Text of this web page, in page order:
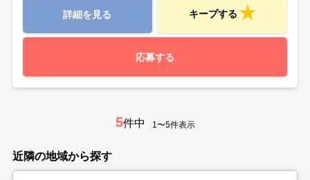
詳細を見る キープする
応募する
5件中 1〜5件表示
近隣の地域から探す